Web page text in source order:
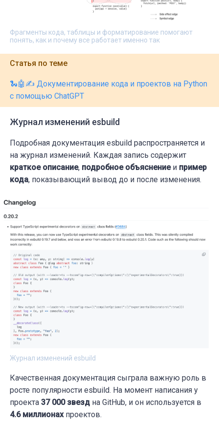
Фрагменты кода, таблицы и форматирование помогают
понять, как и почему все работает именно так
Статья по теме
🐍🤖✍️ Документирование кода и проектов на Python
с помощью ChatGPT
Журнал изменений esbuild
Подробная документация esbuild распространяется и
на журнал изменений. Каждая запись содержит
краткое описание, подробное объяснениеи пример
кода, показывающий вывод до и после изменения.
Журнал изменений esbuild
Качественная документация сыграла важную роль в
росте популярности esbuild. На момент написания у
проекта 37 000 звезд на GitHub, и он используется в
4.6 миллионахпроектов.